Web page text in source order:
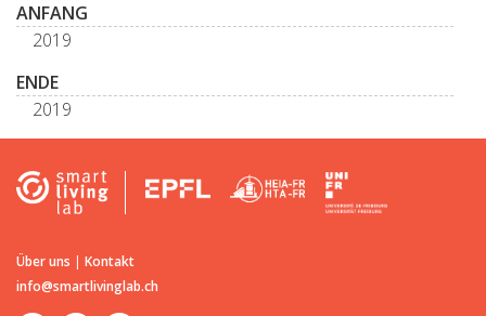
ANFANG
2019
ENDE
2019
Über uns | Kontakt
info@smartlivinglab.ch